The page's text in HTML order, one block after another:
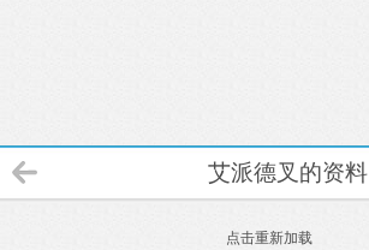
艾派德叉的资料
点击重新加载